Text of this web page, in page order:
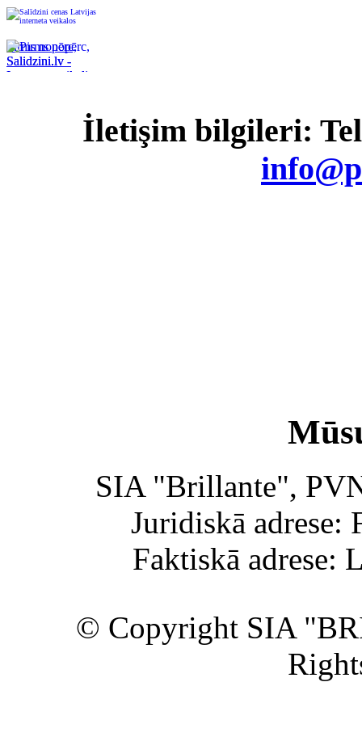
Pirms nopērc,
Salidzini.lv -
Interneta veikali,
İletişim bilgileri:
SIA "Brillante",
Juridiskā adrese:
Faktiskā adrese:
© Copyright SIA